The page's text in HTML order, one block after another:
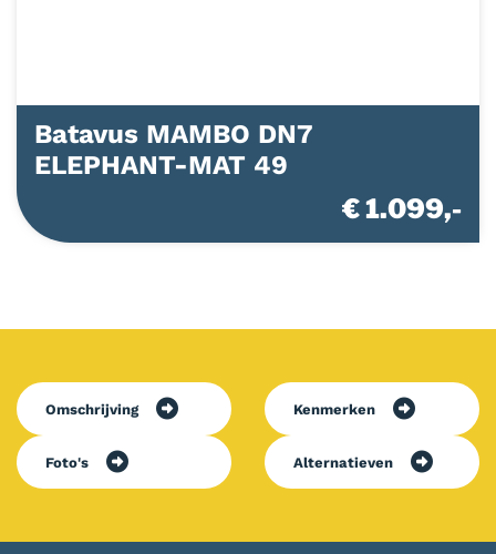
Batavus MAMBO DN7
ELEPHANT-MAT 49
€ 1.099,-
Omschrijving Kenmerken
Foto's Alternatieven